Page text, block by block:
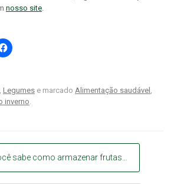
nosso site
, Legumes e marcado Alimentação saudável ,
inverno.
sabe como armazenar frutas…